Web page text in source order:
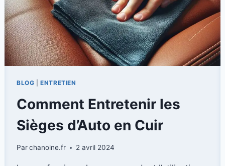
BLOG |ENTRETIEN
Comment Entretenir les
Sièges d’Auto en Cuir
Parchanoine.fr 2 avril 2024